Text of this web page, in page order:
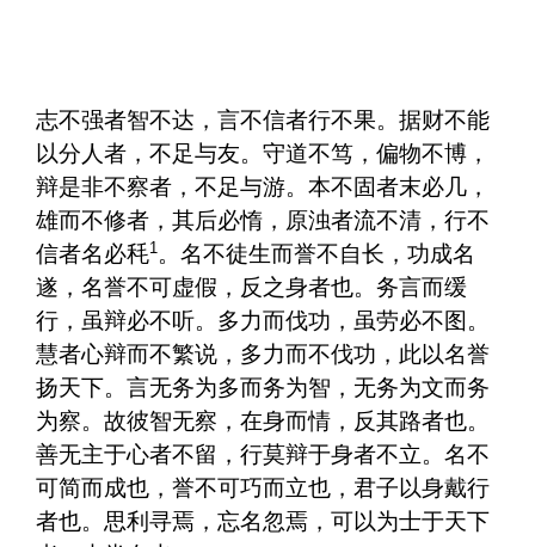
志不强者智不达，言不信者行不果。据财不能
以分人者，不足与友。守道不笃，偏物不博，
辩是非不察者，不足与游。本不固者末必几，
雄而不修者，其后必惰，原浊者流不清，行不
信者名必秏1 。名不徒生而誉不自长，功成名
遂，名誉不可虚假，反之身者也。务言而缓
行，虽辩必不听。多力而伐功，虽劳必不图。
慧者心辩而不繁说，多力而不伐功，此以名誉
扬天下。言无务为多而务为智，无务为文而务
为察。故彼智无察，在身而情，反其路者也。
善无主于心者不留，行莫辩于身者不立。名不
可简而成也，誉不可巧而立也，君子以身戴行
者也。思利寻焉，忘名忽焉，可以为士于天下